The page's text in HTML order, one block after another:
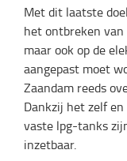
Met dit laatste
het ontbreken
maar ook op de
aangepast moet
Zaandam reeds
Dankzij het zelf
vaste lpg-tanks
inzetbaar.